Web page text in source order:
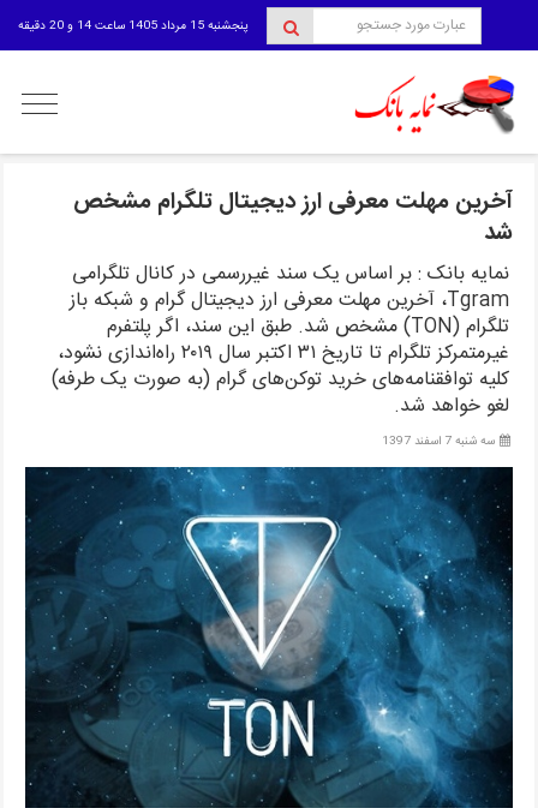
پنجشنبه 15 مرداد 1405 ساعت 14 و 20 دقیقه
منوی
آخرین مهلت معرفی ارز دیجیتال تلگرام مشخص
شد
نمایه بانک : بر اساس یک سند غیررسمی در کانال تلگرامی
Tgram، آخرین مهلت معرفی ارز دیجیتال گرام و شبکه باز
تلگرام (TON) مشخص شد. طبق این سند، اگر پلتفرم
غیرمتمرکز تلگرام تا تاریخ ۳۱ اکتبر سال ۲۰۱۹ راه‌اندازی نشود،
کلیه توافقنامه‌های خرید توکن‌های گرام (به صورت یک طرفه)
لغو خواهد شد.
سه شنبه 7 اسفند 1397